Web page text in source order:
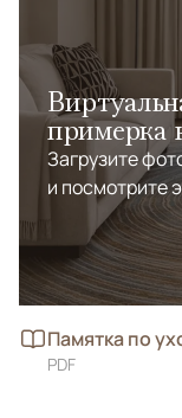
примерка
Загрузите
и посмотрите
Памятка по
PDF